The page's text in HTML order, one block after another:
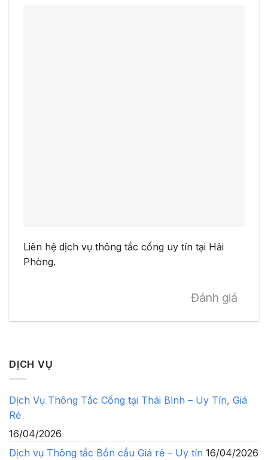
Liên hệ dịch vụ thông tắc cống uy tín tại Hải
Phòng.
Đánh giá
DỊCH VỤ
Dịch Vụ Thông Tắc Cống tại Thái Bình – Uy Tín, Giá
Rẻ
16/04/2026
Dịch vụ Thông tắc Bồn cầu Giá rẻ – Uy tín 16/04/2026